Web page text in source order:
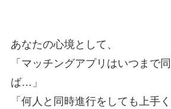
あなたの心境として、
「マッチングアプリはいつまで
ば…」
「何人と同時進行をしても上手